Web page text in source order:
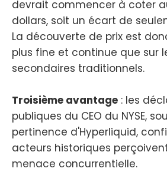
devrait commencer à coter
dollars, soit un écart de
La découverte de prix est
plus fine et continue que sur
secondaires traditionnels.
Troisième avantage : les
publiques du CEO du NYSE,
pertinence d'Hyperliquid,
acteurs historiques
menace concurrentielle.